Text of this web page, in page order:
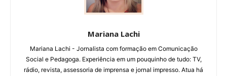
Mariana Lachi
Mariana Lachi - Jornalista com formação em Comunicação
Social e Pedagoga. Experiência em um pouquinho de tudo: TV,
rádio, revista, assessoria de imprensa e jornal impresso. Atua há